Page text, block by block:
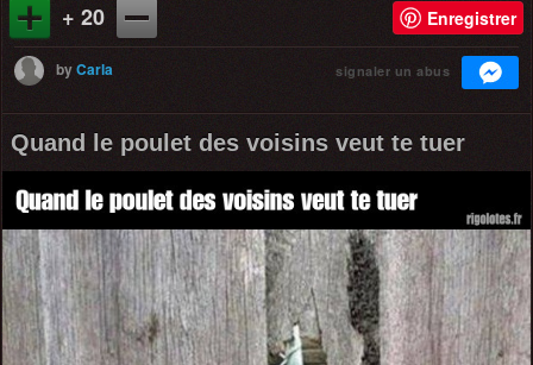
+ 20 Enregistrer
byCarla signaler un abus
Quand le poulet des voisins veut te tuer